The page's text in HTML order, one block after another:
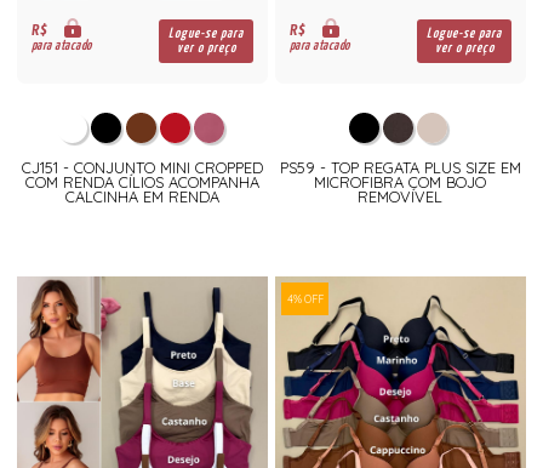
R$
para atacado
Logue-se para
ver o preço
CJ151 - CONJUNTO MINI CROPPED
COM RENDA CÍLIOS ACOMPANHA
CALCINHA EM RENDA
R$
para atacado
Logue-se para
ver o preço
PS59 - TOP REGATA PLUS SIZE EM
MICROFIBRA COM BOJO
REMOVÍVEL
4% OFF